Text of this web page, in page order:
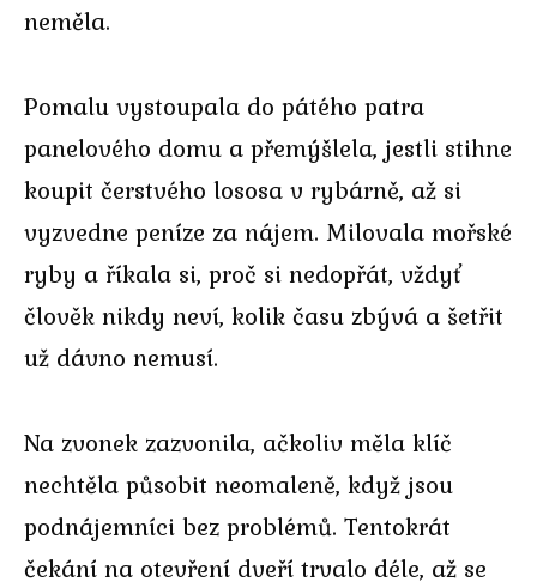
neměla.
Pomalu vystoupala do pátého patra
panelového domu a přemýšlela, jestli stihne
koupit čerstvého lososa v rybárně, až si
vyzvedne peníze za nájem. Milovala mořské
ryby a říkala si, proč si nedopřát, vždyť
člověk nikdy neví, kolik času zbývá a šetřit
už dávno nemusí.
Na zvonek zazvonila, ačkoliv měla klíč
nechtěla působit neomaleně, když jsou
podnájemníci bez problémů. Tentokrát
čekání na otevření dveří trvalo déle, až se